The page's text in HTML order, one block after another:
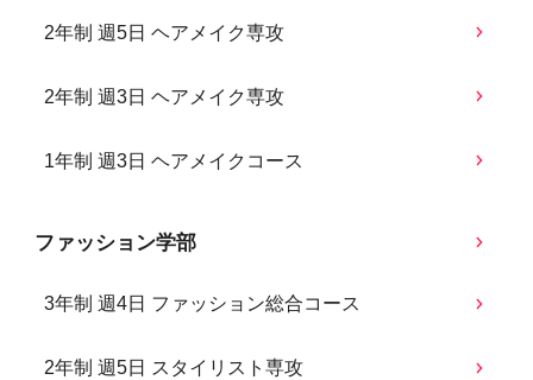
2年制 週5日 ヘアメイク専攻
2年制 週3日 ヘアメイク専攻
1年制 週3日 ヘアメイクコース
ファッション学部
3年制 週4日 ファッション総合コース
2年制 週5日 スタイリスト専攻